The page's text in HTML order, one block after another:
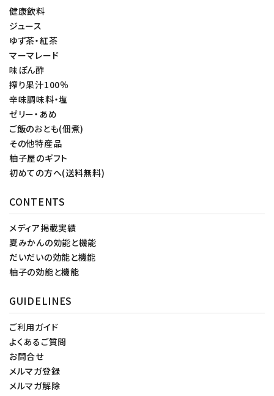
健康飲料
ジュース
ゆず茶・紅茶
マーマレード
味ぽん酢
搾り果汁100％
辛味調味料・塩
ゼリー・あめ
ご飯のおとも(佃煮)
その他特産品
柚子屋のギフト
初めての方へ(送料無料)
CONTENTS
メディア掲載実績
夏みかんの効能と機能
だいだいの効能と機能
柚子の効能と機能
GUIDELINES
ご利用ガイド
よくあるご質問
お問合せ
メルマガ登録
メルマガ解除